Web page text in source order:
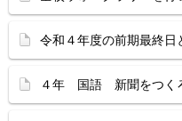
令和４年度の前期最終日
４年 国語 新聞をつく